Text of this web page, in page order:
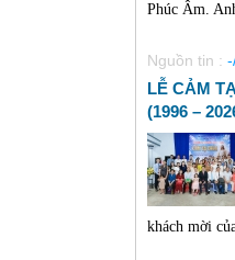
Phúc Âm.
Nguồn tin :
LỄ CẢM
(1996 –
khách mời